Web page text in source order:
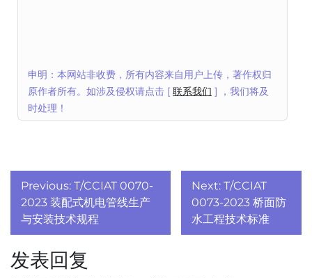
申明：本网站非收费，所有内容来自用户上传，著作权归
原作者所有。如涉及侵权请点击 [ 联系我们 ] ，我们将及
时处理！
文
章
导
航
Previous: T/CCIAT 0070-
2023 装配式机电管线生产
与安装技术规程
Next: T/CCIAT
0073-2023 桥面防
水工程技术标准
发表回复